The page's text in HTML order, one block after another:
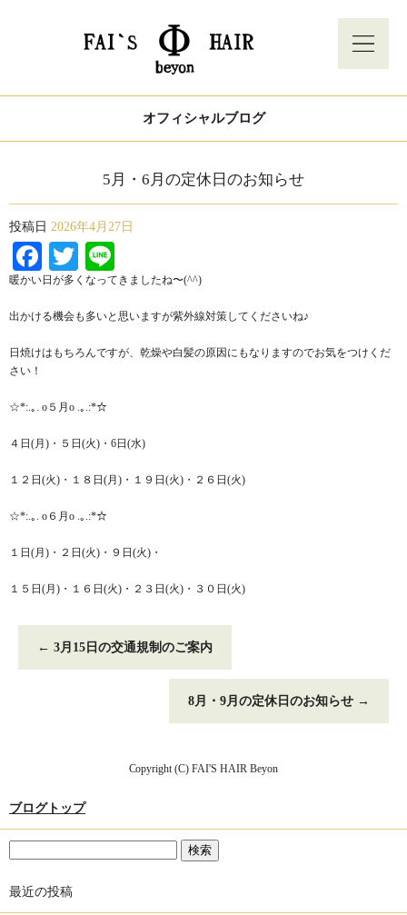
オフィシャルブログ
5月・6月の定休日のお知らせ
投稿日 2026年4月27日
Facebook
Twitter
暖かい日が多くなってきましたね〜(^^)
出かける機会も多いと思いますが紫外線対策してくださいね♪
日焼けはもちろんですが、乾燥や白髪の原因にもなりますのでお気をつけくだ
さい！
☆*:.｡. o５月o .｡.:*☆
４日(月)・５日(火)・6日(水)
１２日(火)・１８日(月)・１９日(火)・２６日(火)
☆*:.｡. o６月o .｡.:*☆
１日(月)・２日(火)・９日(火)・
１５日(月)・１６日(火)・２３日(火)・３０日(火)
← 3月15日の交通規制のご案内
8月・9月の定休日のお知らせ →
Copyright (C) FAI'S HAIR Beyon
ブログトップ
最近の投稿